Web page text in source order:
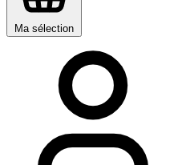
Ma sélection